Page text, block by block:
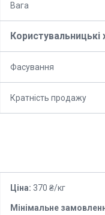
Вага
Користувальницькі
Фасування
Кратність продажу
Ціна: 370 ₴/кг
Мінімальне